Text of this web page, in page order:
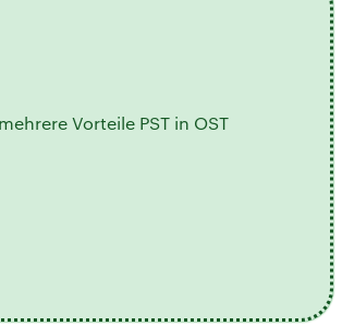
Vorteile PST in OST